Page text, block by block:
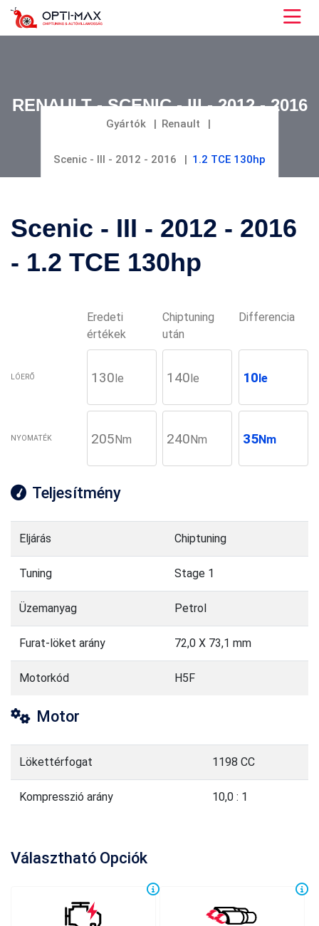
RENAULT - SCENIC - III - 2012 - 2016
- 1.2 TCE 130HP
Gyártók Renault
Scenic - III - 2012 - 2016 1.2 TCE 130hp
Scenic - III - 2012 - 2016
- 1.2 TCE 130hp
Eredeti
értékek
Chiptuning
után
Differencia
LÓERŐ 130le 140le 10le
NYOMATÉK 205Nm 240Nm 35Nm
Teljesítmény
Eljárás Chiptuning
Tuning Stage 1
Üzemanyag Petrol
Furat-löket arány 72,0 X 73,1 mm
Motorkód H5F
Motor
Lökettérfogat 1198 CC
Kompresszió arány 10,0 : 1
Választható Opciók